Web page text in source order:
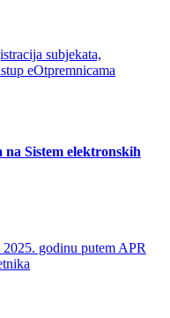
Sistem elektronskih